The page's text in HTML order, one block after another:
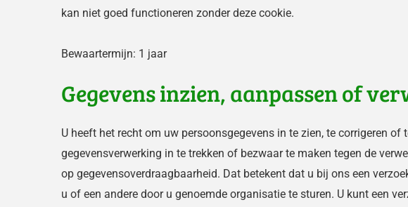
kan niet goed functioneren zonder deze cookie.
Bewaartermijn: 1 jaar
Gegevens inzien, aanpassen of
U heeft het recht om uw persoonsgegevens in te zien, te corrigeren
gegevensverwerking in te trekken of bezwaar te maken tegen de
op gegevensoverdraagbaarheid. Dat betekent dat u bij ons een
u of een andere door u genoemde organisatie te sturen. U kunt een